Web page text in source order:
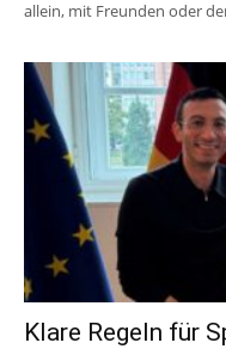
allein, mit Freunden oder
Klare Regeln für